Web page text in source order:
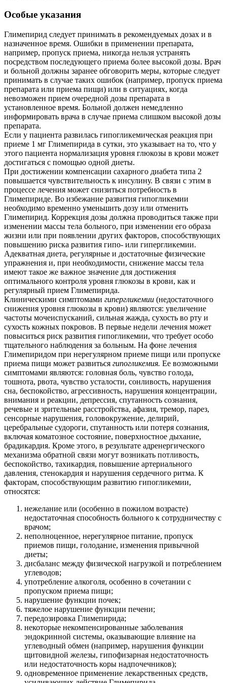
Особые указания
Глимепирид следует принимать в рекомендуемых дозах и в
назначенное время. Ошибки в применении препарата,
например, пропуск приема, никогда нельзя устранять
посредством последующего приема более высокой дозы. Врач
и больной должны заранее обговорить меры, которые следует
принимать в случае таких ошибок (например, пропуск приема
препарата или приема пищи) или в ситуациях, когда
невозможен прием очередной дозы препарата в
установленное время. Больной должен немедленно
информировать врача в случае приема слишком высокой дозы
препарата.
Если у пациента развилась гипогликемическая реакция при
приеме 1 мг Глимепирида в сутки, это указывает на то, что у
этого пациента нормализация уровня глюкозы в крови может
достигаться с помощью одной диеты.
При достижении компенсации сахарного диабета типа 2
повышается чувствительность к инсулину. В связи с этим в
процессе лечения может снизиться потребность в
Глимепириде. Во избежание развития гипогликемии
необходимо временно уменьшить дозу или отменить
Глимепирид. Коррекция дозы должна проводиться также при
изменении массы тела больного, при изменении его образа
жизни или при появлении других факторов, способствующих
повышению риска развития гипо- или гипергликемии.
Адекватная диета, регулярные и достаточные физические
упражнения и, при необходимости, снижение массы тела
имеют такое же важное значение для достижения
оптимального контроля уровня глюкозы в крови, как и
регулярный прием Глимепирида.
Клиническими симптомами гипергликемии (недостаточного
снижения уровня глюкозы в крови) являются: увеличение
частоты мочеиспусканий, сильная жажда, сухость во рту и
сухость кожных покровов. В первые недели лечения может
повыситься риск развития гипогликемии, что требует особо
тщательного наблюдения за больным. На фоне лечения
Глимепиридом при нерегулярном приеме пищи или пропуске
приема пищи может развиться гипогликемия. Ее возможными
симптомами являются: головная боль, чувство голода,
тошнота, рвота, чувство усталости, сонливость, нарушения
сна, беспокойство, агрессивность, нарушения концентрации,
внимания и реакции, депрессия, спутанность сознания,
речевые и зрительные расстройства, афазия, тремор, парез,
сенсорные нарушения, головокружение, делирий,
церебральные судороги, спутанность или потеря сознания,
включая коматозное состояние, поверхностное дыхание,
брадикардия. Кроме этого, в результате адренергического
механизма обратной связи могут возникать потливость,
беспокойство, тахикардия, повышение артериального
давления, стенокардия и нарушения сердечного ритма. К
факторам, способствующим развитию гипогликемии,
относятся:
нежелание или (особенно в пожилом возрасте)
недостаточная способность больного к сотрудничеству с
врачом;
неполноценное, нерегулярное питание, пропуск
приемов пищи, голодание, изменения привычной
диеты;
дисбаланс между физической нагрузкой и потреблением
углеводов;
употребление алкоголя, особенно в сочетании с
пропуском приема пищи;
нарушение функции почек;
тяжелое нарушение функции печени;
передозировка Глимепирида;
некоторые некомпенсированные заболевания
эндокринной системы, оказывающие влияние на
углеводный обмен (например, нарушения функции
щитовидной железы, гипофизарная недостаточность
или недостаточность коры надпочечников);
одновременное применение лекарственных средств,